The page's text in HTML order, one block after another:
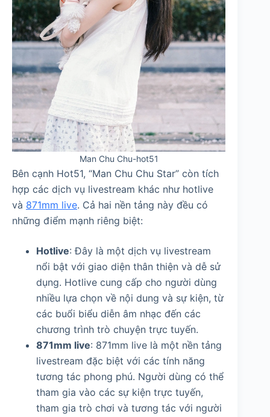
Man Chu Chu-hot51
Bên cạnh Hot51, “Man Chu Chu Star” còn tích
hợp các dịch vụ livestream khác như hotlive
và 871mm live. Cả hai nền tảng này đều có
những điểm mạnh riêng biệt:
Hotlive: Đây là một dịch vụ livestream
nổi bật với giao diện thân thiện và dễ sử
dụng. Hotlive cung cấp cho người dùng
nhiều lựa chọn về nội dung và sự kiện, từ
các buổi biểu diễn âm nhạc đến các
chương trình trò chuyện trực tuyến.
871mm live: 871mm live là một nền tảng
livestream đặc biệt với các tính năng
tương tác phong phú. Người dùng có thể
tham gia vào các sự kiện trực tuyến,
tham gia trò chơi và tương tác với người